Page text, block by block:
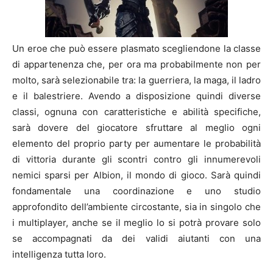
Un eroe che può essere plasmato scegliendone la classe
di appartenenza che, per ora ma probabilmente non per
molto, sarà selezionabile tra: la guerriera, la maga, il ladro
e il balestriere. Avendo a disposizione quindi diverse
classi, ognuna con caratteristiche e abilità specifiche,
sarà dovere del giocatore sfruttare al meglio ogni
elemento del proprio party per aumentare le probabilità
di vittoria durante gli scontri contro gli innumerevoli
nemici sparsi per Albion, il mondo di gioco. Sarà quindi
fondamentale una coordinazione e uno studio
approfondito dell’ambiente circostante, sia in singolo che
i multiplayer, anche se il meglio lo si potrà provare solo
se accompagnati da dei validi aiutanti con una
intelligenza tutta loro.